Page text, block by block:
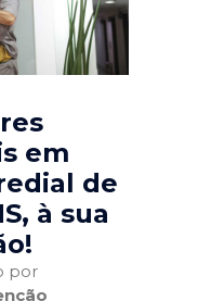
em
de
, à sua
por